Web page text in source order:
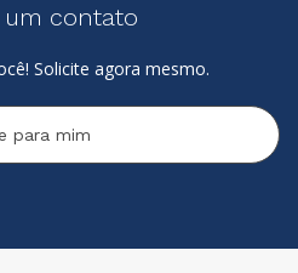
um contato
Solicite agora mesmo.
para mim